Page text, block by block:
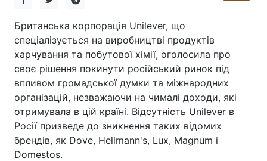
Британська корпорація Unilever, що
спеціалізується на виробництві продуктів
харчування та побутової хімії, оголосила про
своє рішення покинути російський ринок під
впливом громадської думки та міжнародних
організацій, незважаючи на чималі доходи, які
отримувала в цій країні. Відсутність Unilever в
Росії призведе до зникнення таких відомих
брендів, як Dove, Hellmann's, Lux, Magnum і
Domestos.